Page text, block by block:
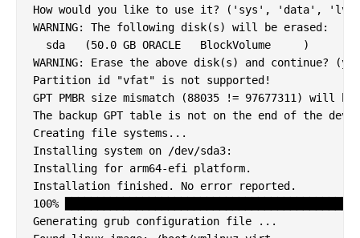
How would you like to use it? ('sys', 'data',
WARNING: The following disk(s) will be erased:
  sda   (50.0 GB ORACLE   BlockVolume     )
WARNING: Erase the above disk(s) and continue?
Partition id "vfat" is not supported!
GPT PMBR size mismatch (88035 != 97677311) will
The backup GPT table is not on the end of the
Creating file systems...
Installing system on /dev/sda3:
Installing for arm64-efi platform.
Installation finished. No error reported.
100%
Generating grub configuration file ...